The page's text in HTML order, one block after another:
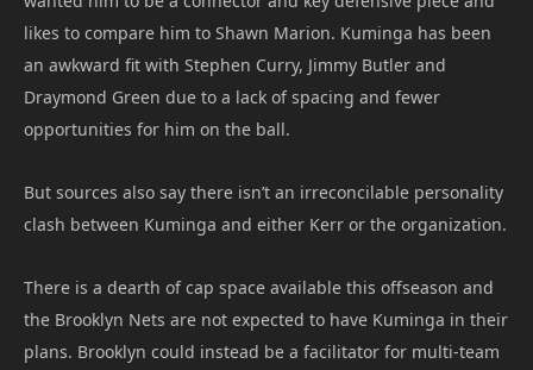
likes to compare him to Shawn Marion. Kuminga has been
an awkward fit with Stephen Curry, Jimmy Butler and
Draymond Green due to a lack of spacing and fewer
opportunities for him on the ball.
But sources also say there isn’t an irreconcilable personality
clash between Kuminga and either Kerr or the organization.
There is a dearth of cap space available this offseason and
the Brooklyn Nets are not expected to have Kuminga in their
plans. Brooklyn could instead be a facilitator for multi-team